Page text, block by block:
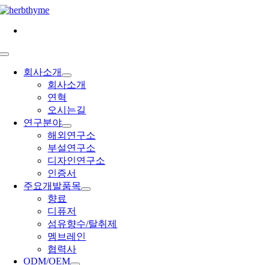
콘
Toggle
Navigation회사소개
회사소개
연혁
오시는길
연구분야
해외연구소
부설연구소
디자인연구소
인증서
주요개발품목
향료
디퓨저
섬유향수/탈취제
멤브레인
협력사
ODM/OEM